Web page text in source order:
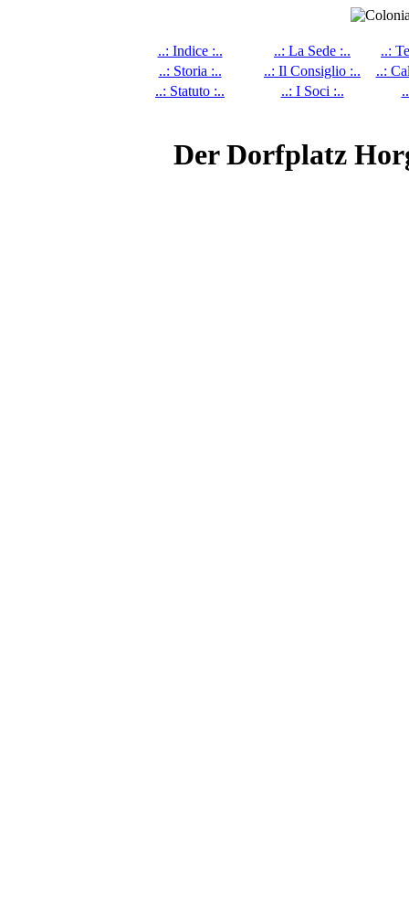
..: Indice :.. ..: La Sede :..
..:
..: Storia :..
..: Il Consiglio :..
..:
..: Statuto :..
..: I Soci :..
Der Dorfplatz